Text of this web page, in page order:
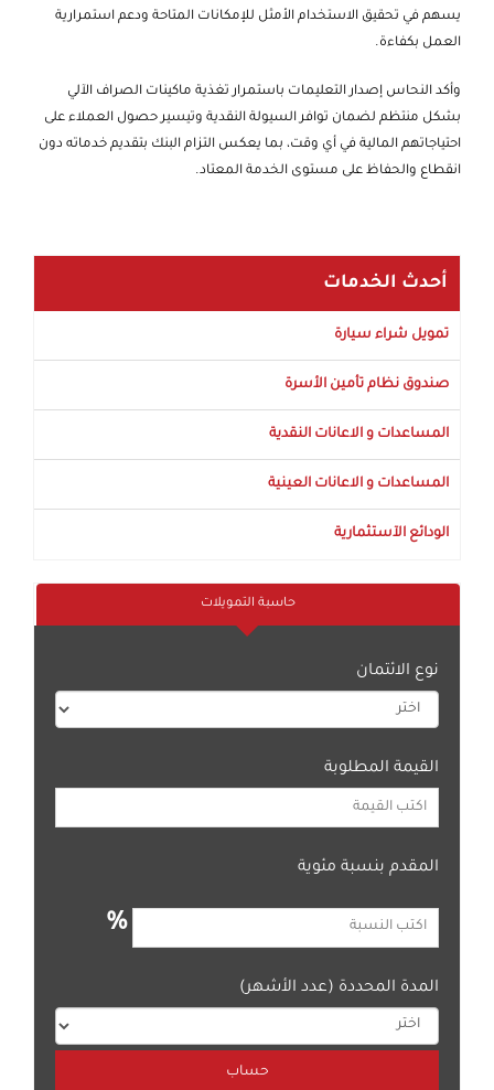
يسهم في تحقيق الاستخدام الأمثل للإمكانات المتاحة ودعم استمرارية
العمل بكفاءة.
وأكد النحاس إصدار التعليمات باستمرار تغذية ماكينات الصراف الآلي
بشكل منتظم لضمان توافر السيولة النقدية وتيسير حصول العملاء على
احتياجاتهم المالية في أي وقت، بما يعكس التزام البنك بتقديم خدماته دون
انقطاع والحفاظ على مستوى الخدمة المعتاد.
أحدث الخدمات
تمويل شراء سيارة
صندوق نظام تأمين الأسرة
المساعدات و الاعانات النقدية
المساعدات و الاعانات العينية
الودائع الآستثمارية
حاسبة التمويلات
نوع الائتمان
القيمة المطلوبة
المقدم بنسبة مئوية
%
المدة المحددة (عدد الأشهر)